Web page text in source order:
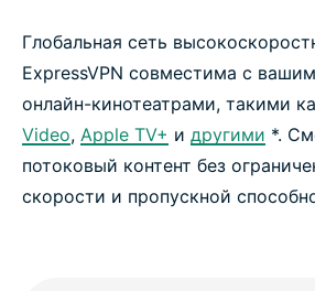
Глобальная сеть
ExpressVPN совместима с
онлайн-кинотеатрами, такими
Video, Apple TV+ и другими *.
потоковый контент без
скорости и пропускной